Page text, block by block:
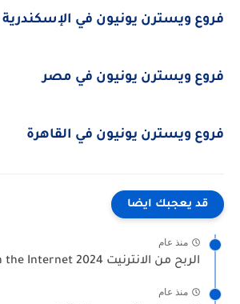
فروع ويسترن يونيون في الإسكندرية
فروع ويسترن يونيون في مصر
فروع ويسترن يونيون في القاهرة
قد يعجبك ايضا
منذ عام
الربح من الانترنيت 2024 Profit from the Internet
منذ عام